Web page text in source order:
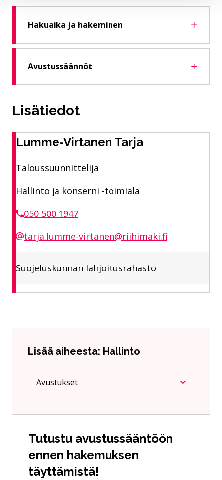
Hakuaika ja hakeminen
Avustussäännöt
Lisätiedot
Lumme-Virtanen Tarja
Taloussuunnittelija
Hallinto ja konserni -toimiala
050 500 1947
tarja.lumme-virtanen@riihimaki.fi
Suojeluskunnan lahjoitusrahasto
Lisää aiheesta: Hallinto
Nykyinen sivu
Avustukset
Klikkaa käyttääksesi valikkoa
Tutustu avustussääntöön
ennen hakemuksen
täyttämistä!